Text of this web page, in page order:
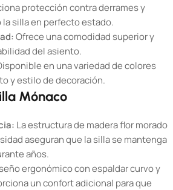
protección contra derrames y
silla en perfecto estado.
Ofrece una comodidad superior y
del asiento.
en una variedad de colores
y estilo de decoración.
Mónaco
La estructura de madera flor morado
aseguran que la silla se mantenga
años.
ergonómico con espaldar curvo y
un confort adicional para que